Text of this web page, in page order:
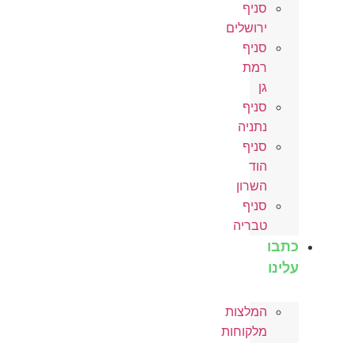
סניף
ירושלים
סניף
רמת
גן
סניף
נתניה
סניף
הוד
השרון
סניף
טבריה
כתבו
עלינו
המלצות
מלקוחות